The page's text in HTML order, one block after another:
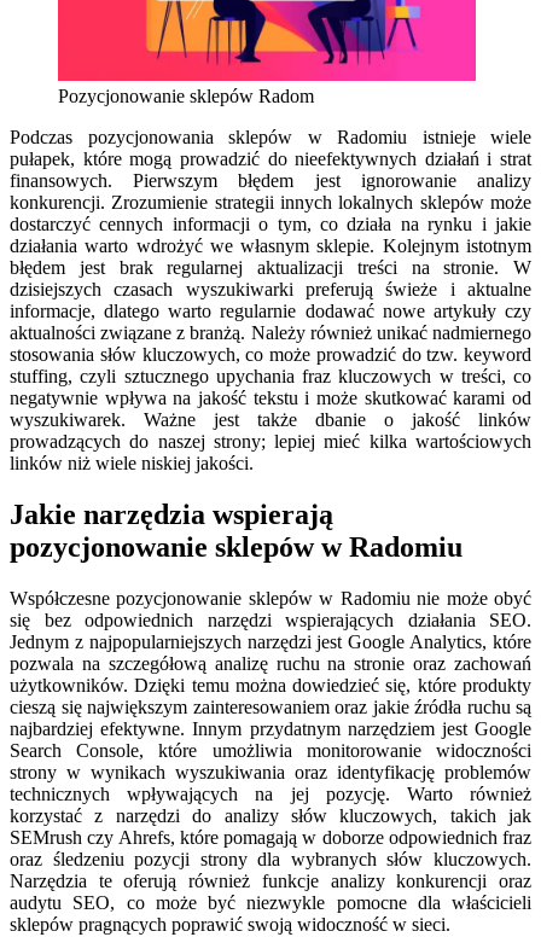
Pozycjonowanie sklepów Radom
Podczas pozycjonowania sklepów w Radomiu istnieje wiele
pułapek, które mogą prowadzić do nieefektywnych działań i strat
finansowych. Pierwszym błędem jest ignorowanie analizy
konkurencji. Zrozumienie strategii innych lokalnych sklepów może
dostarczyć cennych informacji o tym, co działa na rynku i jakie
działania warto wdrożyć we własnym sklepie. Kolejnym istotnym
błędem jest brak regularnej aktualizacji treści na stronie. W
dzisiejszych czasach wyszukiwarki preferują świeże i aktualne
informacje, dlatego warto regularnie dodawać nowe artykuły czy
aktualności związane z branżą. Należy również unikać nadmiernego
stosowania słów kluczowych, co może prowadzić do tzw. keyword
stuffing, czyli sztucznego upychania fraz kluczowych w treści, co
negatywnie wpływa na jakość tekstu i może skutkować karami od
wyszukiwarek. Ważne jest także dbanie o jakość linków
prowadzących do naszej strony; lepiej mieć kilka wartościowych
linków niż wiele niskiej jakości.
Jakie narzędzia wspierają
pozycjonowanie sklepów w Radomiu
Współczesne pozycjonowanie sklepów w Radomiu nie może obyć
się bez odpowiednich narzędzi wspierających działania SEO.
Jednym z najpopularniejszych narzędzi jest Google Analytics, które
pozwala na szczegółową analizę ruchu na stronie oraz zachowań
użytkowników. Dzięki temu można dowiedzieć się, które produkty
cieszą się największym zainteresowaniem oraz jakie źródła ruchu są
najbardziej efektywne. Innym przydatnym narzędziem jest Google
Search Console, które umożliwia monitorowanie widoczności
strony w wynikach wyszukiwania oraz identyfikację problemów
technicznych wpływających na jej pozycję. Warto również
korzystać z narzędzi do analizy słów kluczowych, takich jak
SEMrush czy Ahrefs, które pomagają w doborze odpowiednich fraz
oraz śledzeniu pozycji strony dla wybranych słów kluczowych.
Narzędzia te oferują również funkcje analizy konkurencji oraz
audytu SEO, co może być niezwykle pomocne dla właścicieli
sklepów pragnących poprawić swoją widoczność w sieci.